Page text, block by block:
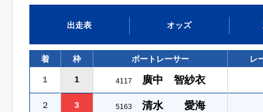
出走表 オッズ
着 枠 ボートレーサー レ
１ 1 4117 廣中 智紗衣
２ 3 5163 清水 愛海